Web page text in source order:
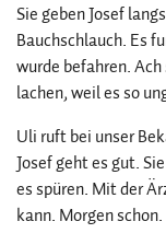
Sie geben Josef
Bauchschlauch. Es
wurde befahren.
lachen, weil es so
Uli ruft bei unser
Josef geht es gut.
es spüren. Mit der
kann. Morgen